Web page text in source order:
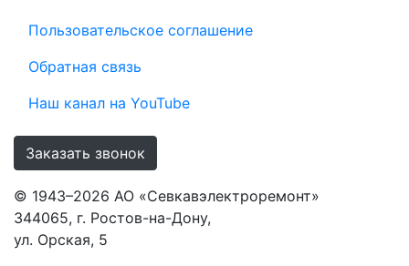
Пользовательское соглашение
Обратная связь
Наш канал на YouTube
Заказать звонок
© 1943–2026 АО «Севкавэлектроремонт»
344065, г. Ростов-на-Дону,
ул. Орская, 5